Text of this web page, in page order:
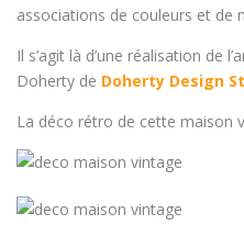
associations de couleurs et de
Il s’agit là d’une réalisation de
Doherty de Doherty Design
La déco rétro de cette maison